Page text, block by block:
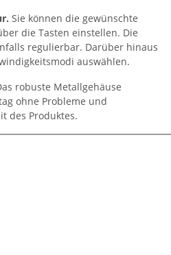
Sie können die gewünschte
die Tasten einstellen. Die
regulierbar. Darüber hinaus
auswählen.
robuste Metallgehäuse
ohne Probleme und
des Produktes.